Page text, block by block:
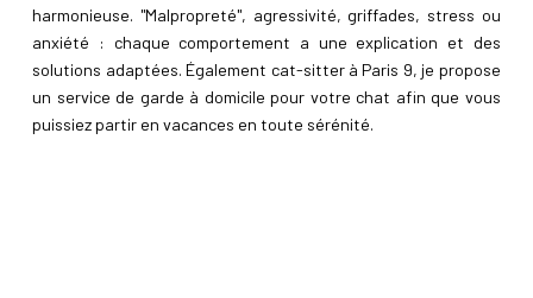
harmonieuse. "Malpropreté", agressivité, griffades, stress ou
anxiété : chaque comportement a une explication et des
solutions adaptées. Également cat-sitter à Paris 9, je propose
un service de garde à domicile pour votre chat afin que vous
puissiez partir en vacances en toute sérénité.